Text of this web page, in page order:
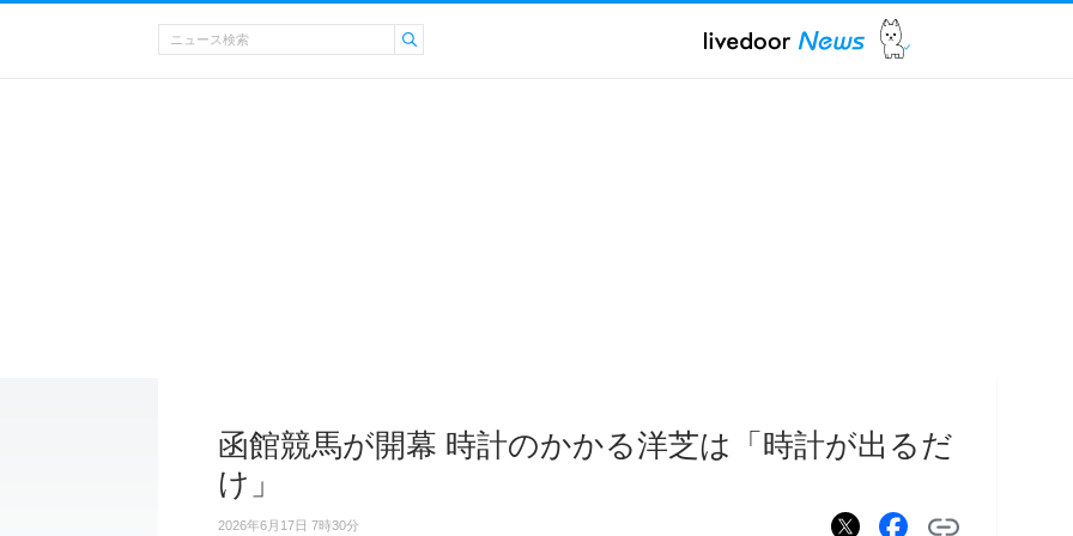
函館競馬が開幕 時計のかかる洋芝は「時計が出るだ
け」
2026年6月17日 7時30分